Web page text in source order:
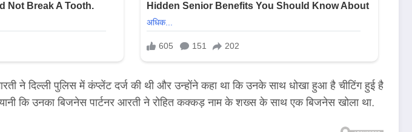
ने दिल्ली पुलिस में कंप्लेंट दर्ज की थी और उन्होंने कहा था कि उनके साथ धोखा हुआ है चीटिंग हुई है
कि उनका बिजनेस पार्टनर आरती ने रोहित कक्कड़ नाम के शख्स के साथ एक बिजनेस खोला था.